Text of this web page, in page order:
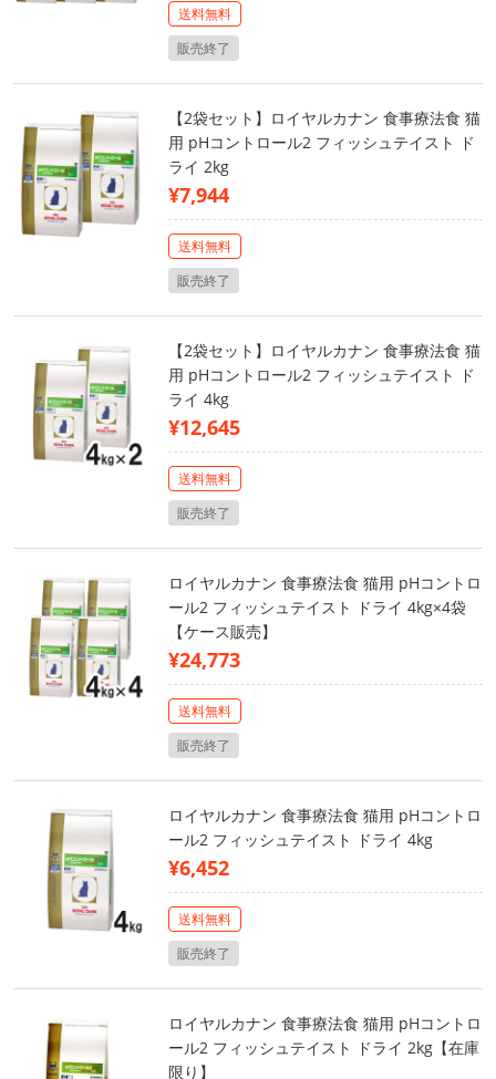
送料無料
販売終了
【2袋セット】ロイヤルカナン 食事療法食 猫
用 pHコントロール2 フィッシュテイスト ド
ライ 2kg
¥7,944
送料無料
販売終了
【2袋セット】ロイヤルカナン 食事療法食 猫
用 pHコントロール2 フィッシュテイスト ド
ライ 4kg
¥12,645
送料無料
販売終了
ロイヤルカナン 食事療法食 猫用 pHコントロ
ール2 フィッシュテイスト ドライ 4kg×4袋
【ケース販売】
¥24,773
送料無料
販売終了
ロイヤルカナン 食事療法食 猫用 pHコントロ
ール2 フィッシュテイスト ドライ 4kg
¥6,452
送料無料
販売終了
ロイヤルカナン 食事療法食 猫用 pHコントロ
ール2 フィッシュテイスト ドライ 2kg【在庫
限り】